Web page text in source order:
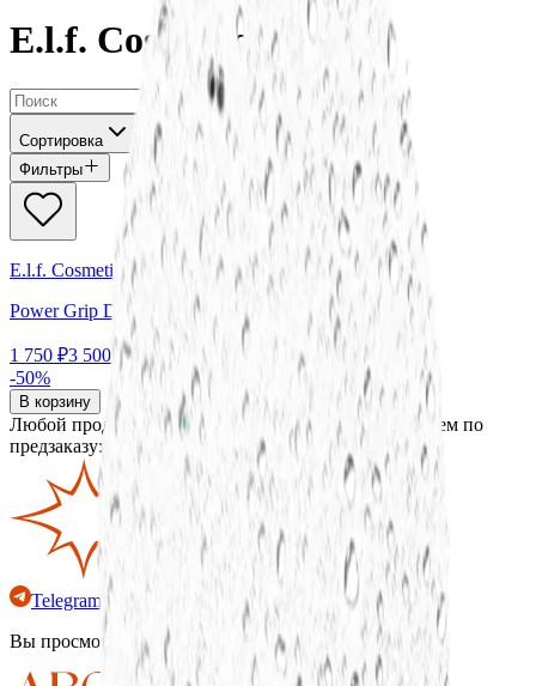
E.l.f. Cosmetics
Сортировка
Фильтры
E.l.f. Cosmetics
Power Grip Dewy Setting Spray
1 750 ₽3 500 ₽
-50%
В корзину
Любой продукт, которого нет в наличии, мы привезем по
предзаказу:
Telegram WhatsApp*
MAX
Вы просмотрели все товары